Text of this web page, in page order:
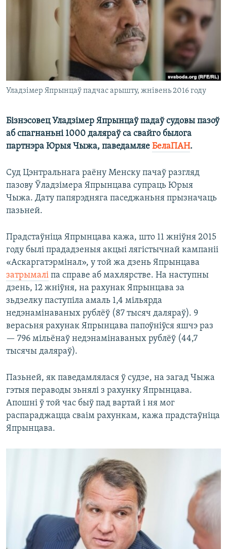
НА ХВАЛЯХ СВАБОДЫ
Уладзімер Япрынцаў падчас арышту, жнівень 2016 году
Бізнэсовец Уладзімер Япрынцаў падаў судовы пазоў
аб спагнаньні 1000 даляраў са свайго былога
партнэра Юрыя Чыжа, паведамляе БелаПАН.
Суд Цэнтральнага раёну Менску пачаў разгляд
пазову Ўладзімера Япрынцава супраць Юрыя
Чыжа. Дату папярэдняга паседжаньня прызначаць
пазьней.
Прадстаўніца Япрынцава кажа, што 11 жніўня 2015
году былі прададзеныя акцыі лягістычнай кампаніі
«Аскаргатэрмінал», у той жа дзень Япрынцава
затрымалі па справе аб махлярстве. На наступны
дзень, 12 жніўня, на рахунак Япрынцава за
зьдзелку паступіла амаль 1,4 мільярда
недэнамінаваных рублёў (87 тысяч даляраў). 9
верасьня рахунак Япрынцава папоўніўся яшчэ раз
— 796 мільёнаў недэнамінаваных рублёў (44,7
тысячы даляраў).
Пазьней, як паведамлялася ў судзе, на загад Чыжа
гэтыя пераводы зьнялі з рахунку Япрынцава.
Апошні ў той час быў пад вартай і ня мог
распараджацца сваім рахункам, кажа прадстаўніца
Япрынцава.